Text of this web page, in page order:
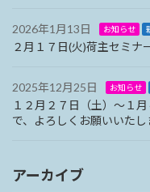
2026年1月13日 お知らせ
２月１７日(火)荷主セミナ
2025年12月25日 お知らせ
１２月２７日（土）～１
で、よろしくお願いいたし
アーカイブ